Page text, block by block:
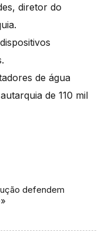
diretor do
de água
de 110 mil
defendem